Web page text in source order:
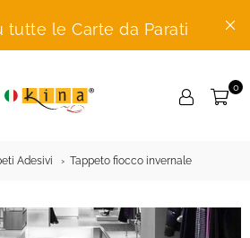
tutte le Carte da Parati
0
Adesivi Tappeto fiocco invernale